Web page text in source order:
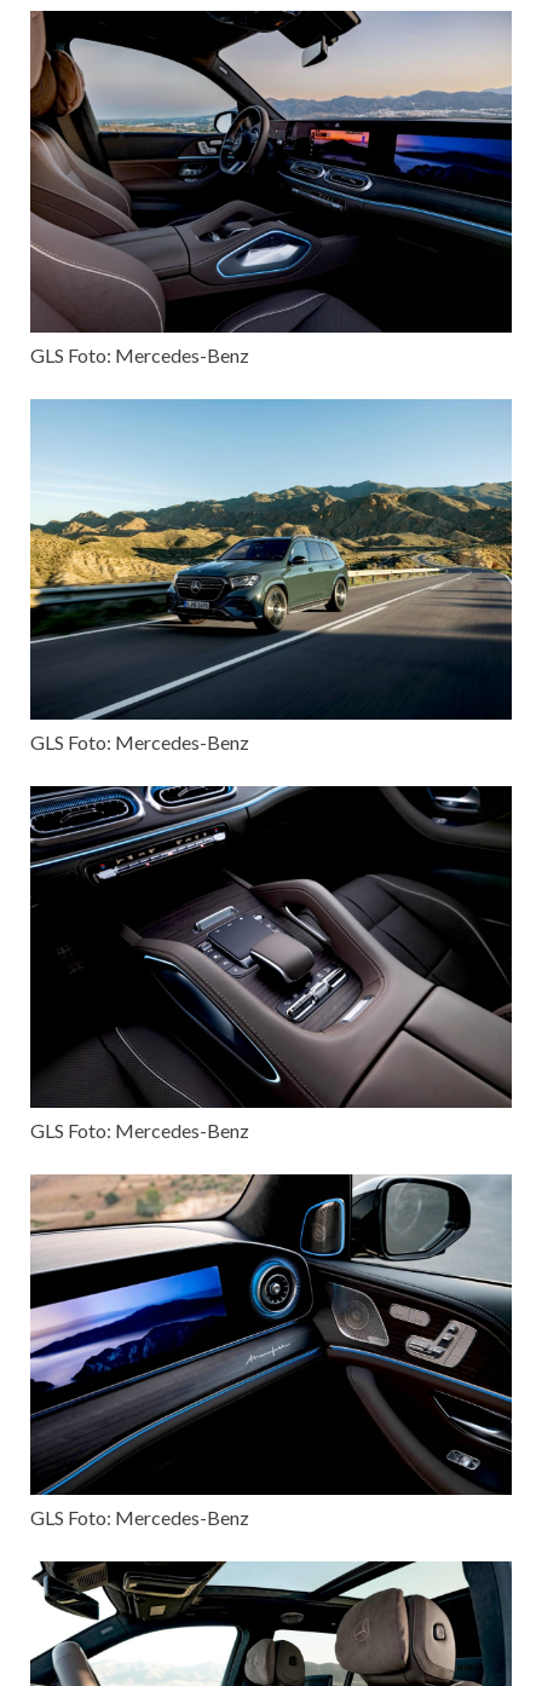
GLS Foto: Mercedes-Benz
GLS Foto: Mercedes-Benz
GLS Foto: Mercedes-Benz
GLS Foto: Mercedes-Benz